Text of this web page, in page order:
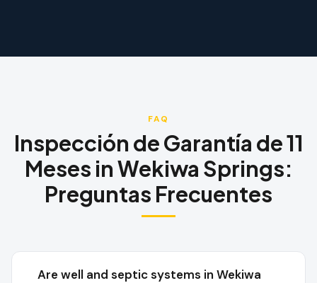
FAQ
Inspección de Garantía de 11
Meses inWekiwa Springs:
Preguntas Frecuentes
Are well and septic systems in Wekiwa